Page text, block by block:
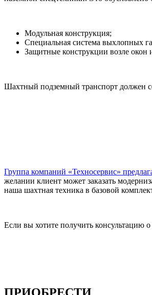
Модульная конструкция;
Специальная система выхлопных
Защитные конструкции возле окон
Шахтный подземный транспорт должен
Группа компаний «Техносервис»
желании клиент может заказать
наша шахтная техника в базовой
Если вы хотите получить консультацию